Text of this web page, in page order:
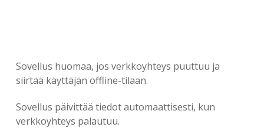
Sovellus huomaa, jos verkkoyhteys puuttuu ja
siirtää käyttäjän offline-tilaan.
Sovellus päivittää tiedot automaattisesti, kun
verkkoyhteys palautuu.